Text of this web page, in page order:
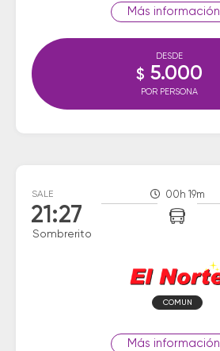
información
DESDE
$ 5.000
POR PERSONA
SALE
21:27
Sombrerito
00h 19m
COMUN
información